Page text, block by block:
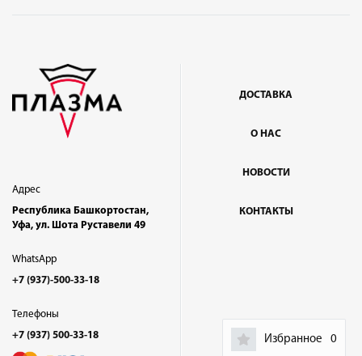
Избранное 0
Адрес
Республика Башкортостан,
Уфа, ул. Шота Руставели 49
WhatsApp
+7 (937)-500-33-18
Телефоны
+7 (937) 500-33-18
ДОСТАВКА
О НАС
НОВОСТИ
КОНТАКТЫ